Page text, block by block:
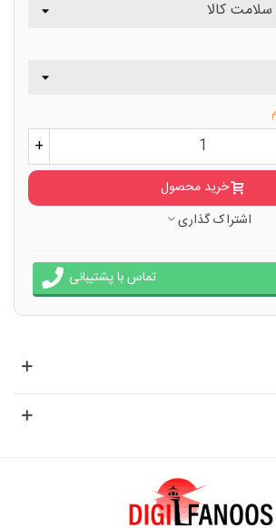
+
خرید محصول
اشتراک گذاری
تماس با پشتیبانی